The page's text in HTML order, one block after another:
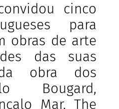
cinco
para
obras de arte
das suas
obra dos
Bougard,
Mar, The